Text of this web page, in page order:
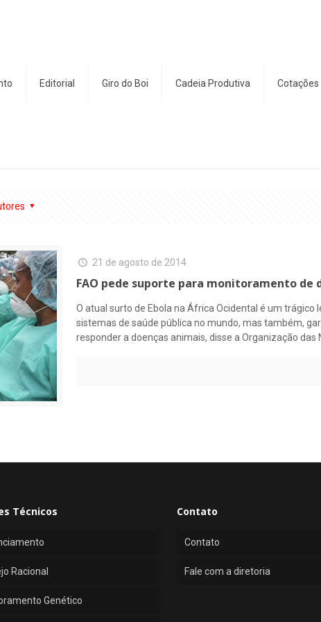
Editorial Giro do Boi Cadeia Produtiva Cotações
21 de agosto de 2014
FAO pede suporte para monitoramento de
O atual surto de Ebola na África Ocidental é um
sistemas de saúde pública no mundo, mas também,
responder a doenças animais, disse a Organização
Técnicos
Racional
Genético
Contato
Contato
Fale com a diretoria